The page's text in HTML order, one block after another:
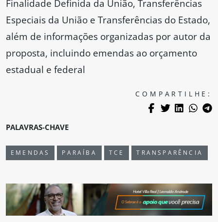
Finalidade Definida da União, Transferências
Especiais da União e Transferências do Estado,
além de informações organizadas por autor da
proposta, incluindo emendas ao orçamento
estadual e federal
COMPARTILHE:
PALAVRAS-CHAVE
EMENDAS PARAÍBA TCE TRANSPARÊNCIA